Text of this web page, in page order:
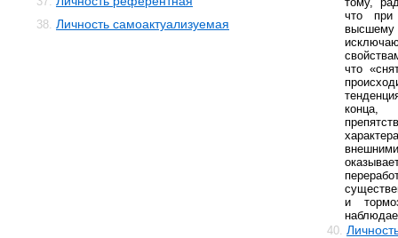
38. Личность самоактуализуемая
что при
что
конца,
и
40.